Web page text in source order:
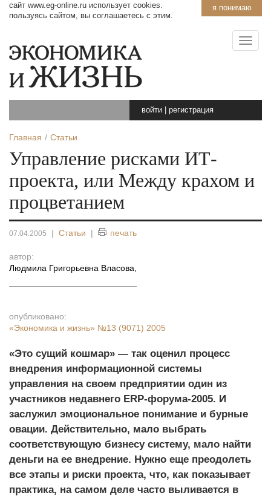
я понимаю
сайт www.eg-online.ru использует cookies.
пользуясь сайтом, вы соглашаетесь с этим.
войти регистрация
Главная Статьи
Управление рисками ИТ-
проекта, или Между крахом и
процветанием
07.04.2005 | Статьи | печать
автор:
Людмила Григорьевна Власова
опубликовано:
«Экономика и жизнь» №13 (9071) 2005
«Это сущий кошмар» — так оценил процесс
внедрения информационной системы
управления на своем предприятии один из
участников недавнего ERP-форума-2005. И
заслужил эмоциональное понимание и бурные
овации. Действительно, мало выбрать
соответствующую бизнесу систему, мало найти
деньги на ее внедрение. Нужно еще преодолеть
все этапы и риски проекта, что, как показывает
практика, на самом деле часто выливается в